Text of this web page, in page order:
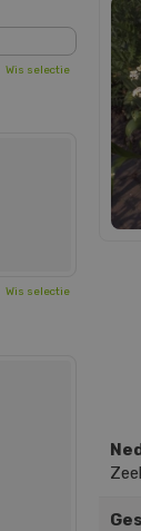
Wis selectie
Wis selectie